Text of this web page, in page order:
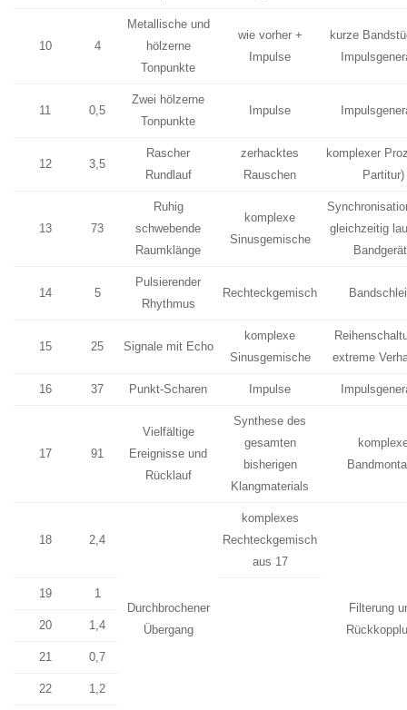
10 4
Metallische und
hölzerne
Tonpunkte
wie vorher +
Impulse
kurze
11 0,5
Zwei hölzerne
Tonpunkte
Impulse
12 3,5
Rascher
Rundlauf
zerhacktes
Rauschen
komplexer
Partitur)
13 73
Ruhig
schwebende
Raumklänge
komplexe
Sinusgemische
gleichzeitig
14 5
Pulsierender
Rhythmus
Rechteckgemisch
15 25 Signale mit Echo
komplexe
Sinusgemische
extreme
16 37 Punkt-Scharen Impulse
17 91
Vielfältige
Ereignisse und
Rücklauf
Synthese des
gesamten
bisherigen
Klangmaterials
18 2,4
Durchbrochener
Übergang
komplexes
Rechteckgemisch
aus 17
Filterung
19 1
20 1,4
21 0,7
22 1,2